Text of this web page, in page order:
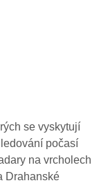
se vyskytují
počasí
na vrcholech
Drahanské